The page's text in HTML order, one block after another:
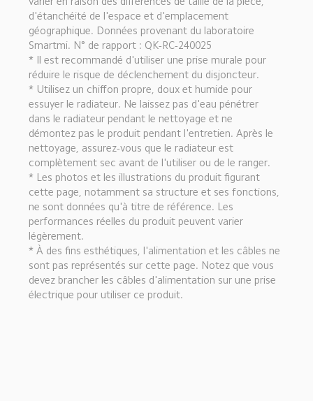
d'étanchéité de l'espace et d'emplacement
géographique. Données provenant du laboratoire
Smartmi. N° de rapport : QK-RC-240025
* Il est recommandé d'utiliser une prise murale pour
réduire le risque de déclenchement du disjoncteur.
* Utilisez un chiffon propre, doux et humide pour
essuyer le radiateur. Ne laissez pas d'eau pénétrer
dans le radiateur pendant le nettoyage et ne
démontez pas le produit pendant l'entretien. Après le
nettoyage, assurez-vous que le radiateur est
complètement sec avant de l'utiliser ou de le ranger.
* Les photos et les illustrations du produit figurant
cette page, notamment sa structure et ses fonctions,
ne sont données qu'à titre de référence. Les
performances réelles du produit peuvent varier
légèrement.
* À des fins esthétiques, l'alimentation et les câbles ne
sont pas représentés sur cette page. Notez que vous
devez brancher les câbles d'alimentation sur une prise
électrique pour utiliser ce produit.